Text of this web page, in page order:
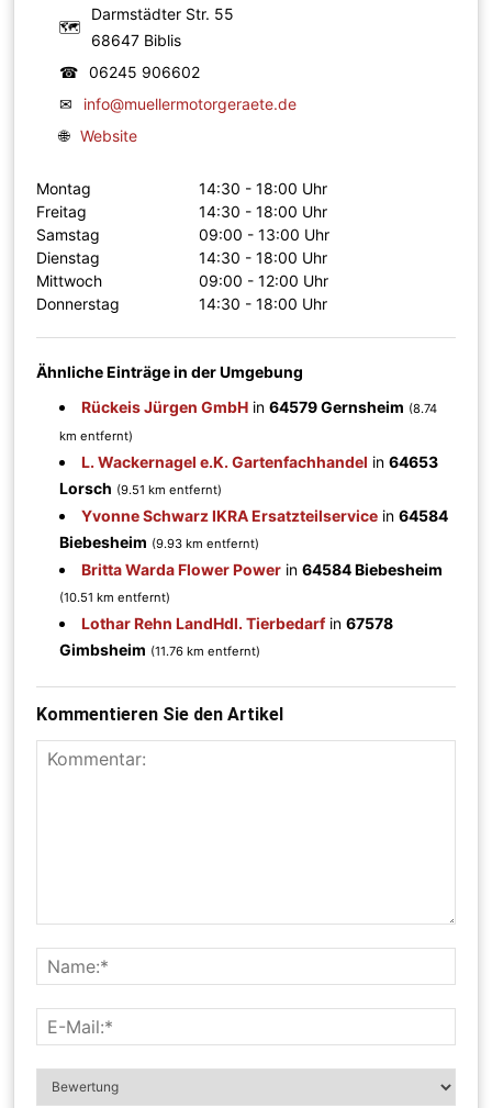
🗺
Darmstädter Str. 55
68647 Biblis
☎
06245 906602
✉
info@muellermotorgeraete.de
🌐 Website
Montag
14:30 - 18:00 Uhr
Freitag
14:30 - 18:00 Uhr
Samstag
09:00 - 13:00 Uhr
Dienstag
14:30 - 18:00 Uhr
Mittwoch
09:00 - 12:00 Uhr
Donnerstag
14:30 - 18:00 Uhr
Ähnliche Einträge in der Umgebung
Rückeis Jürgen GmbH in64579 Gernsheim (8.74
km entfernt)
L. Wackernagel e.K. Gartenfachhandel in64653
Lorsch (9.51 km entfernt)
Yvonne Schwarz IKRA Ersatzteilservice in64584
Biebesheim (9.93 km entfernt)
Britta Warda Flower Power in64584 Biebesheim
(10.51 km entfernt)
Lothar Rehn LandHdl. Tierbedarfin67578
Gimbsheim (11.76 km entfernt)
Kommentieren Sie den Artikel